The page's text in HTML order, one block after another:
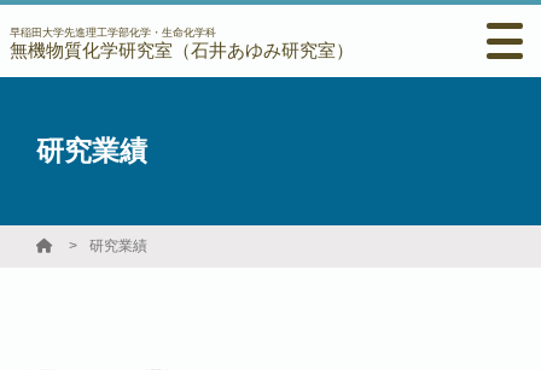
早稲田大学先進理工学部化学・生命化学科
無機物質化学研究室（石井あゆみ研究室）
研究業績
研究業績